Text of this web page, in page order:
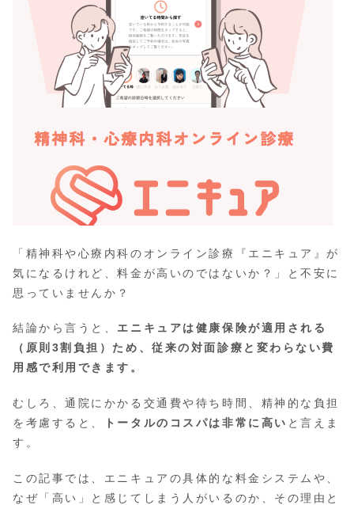
「精神科や心療内科のオンライン診療『エニキュア』が
気になるけれど、料金が高いのではないか？」と不安に
思っていませんか？
結論から言うと、 エニキュアは健康保険が適用される
（原則3割負担）ため、従来の対面診療と変わらない費
用感で利用できます。
むしろ、通院にかかる交通費や待ち時間、精神的な負担
を考慮すると、
トータルのコスパは非常に高い と言えま
す。
この記事では、エニキュアの具体的な料金システムや、
なぜ「高い」と感じてしまう人がいるのか、その理由と